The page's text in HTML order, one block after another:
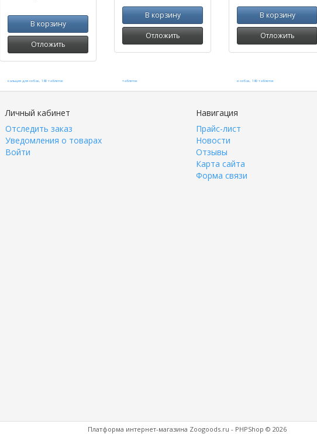
В корзину
Отложить
В корзину
Отложить
В корзину
Отложить
Личный кабинет
Отследить заказ
Уведомления о товарах
Войти
Навигация
Прайс-лист
Новости
Отзывы
Карта сайта
Форма связи
Платформа интернет-магазина Zoogoods.ru - PHPShop © 2026